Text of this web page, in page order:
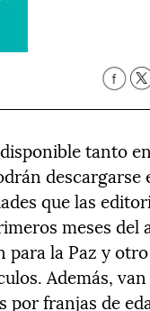
tanto en
descargarse
que las
meses del
para la Paz y otro
Además, van
por franjas de